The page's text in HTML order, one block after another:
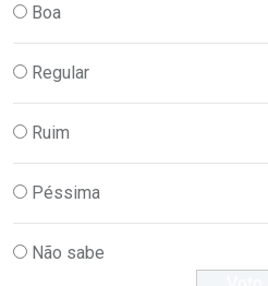
Boa
Regular
Ruim
Péssima
Não sabe